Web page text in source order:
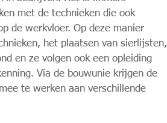
met de technieken die ook
de werkvloer. Op deze manier
het plaatsen van sierlijsten,
en ze volgen ook een opleiding
Via de bouwunie krijgen de
te werken aan verschillende